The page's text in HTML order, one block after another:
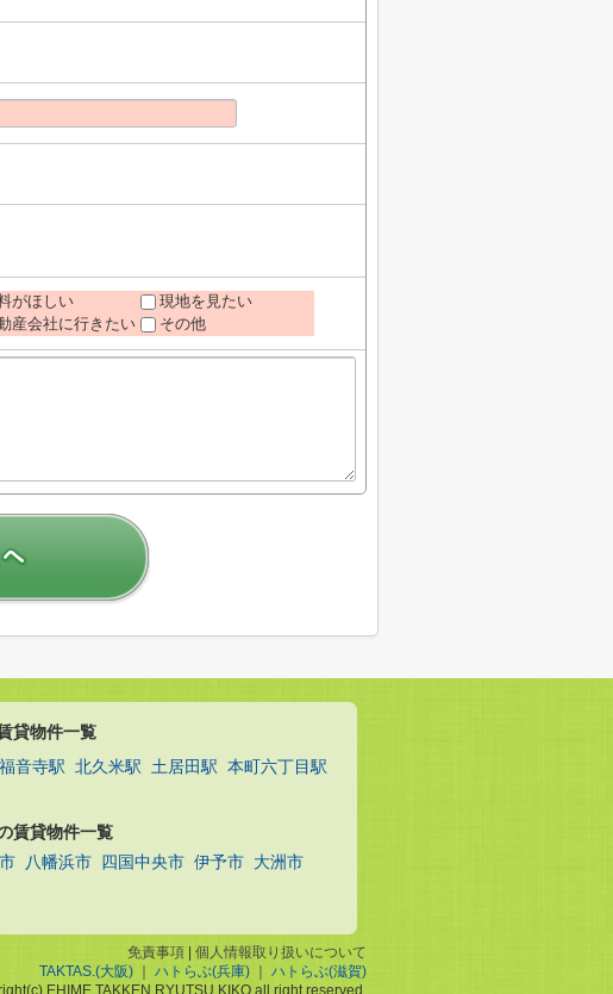
がほしい
現地を見たい
産会社に行きたい その他
貸物件一覧
福音寺駅 北久米駅 土居田駅 本町六丁目駅
賃貸物件一覧
八幡浜市 四国中央市 伊予市 大洲市
免責事項
個人情報取り扱いについて
TAKTAS.(大阪)
ハトらぶ(兵庫)
ハトらぶ(滋賀)
EHIME TAKKEN RYUTSU KIKO all right reserved.